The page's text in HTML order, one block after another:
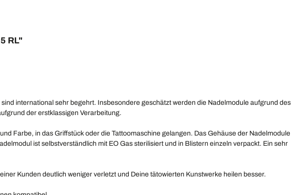
RL"
international sehr begehrt. Insbesondere geschätzt werden die Nadelmodule aufgrund des
der erstklassigen Verarbeitung.
Farbe, in das Griffstück oder die Tattoomaschine gelangen. Das Gehäuse der Nadelmodule
ist selbstverständlich mit EO Gas sterilisiert und in Blistern einzeln verpackt. Ein sehr
Kunden deutlich weniger verletzt und Deine tätowierten Kunstwerke heilen besser.